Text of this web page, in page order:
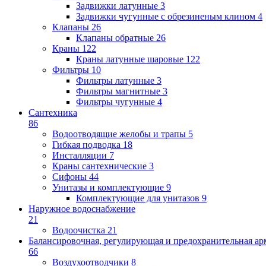
Задвижки латунные 3
Задвижки чугунные с обрезиненым клином 4
Клапаны 26
Клапаны обратные 26
Краны 122
Краны латунные шаровые 122
Фильтры 10
Фильтры латунные 3
Фильтры магнитные 3
Фильтры чугунные 4
Сантехника
86
Водоотводящие желобы и трапы 5
Гибкая подводка 18
Инсталляции 7
Краны сантехнические 3
Сифоны 44
Унитазы и комплектующие 9
Комплектующие для унитазов 9
Наружное водоснабжение
21
Водоочистка 21
Балансировочная, регулирующая и предохранительная
66
Воздухоотводчики 8